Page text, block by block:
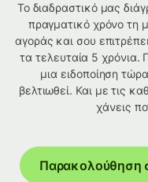
Το διαδραστικό μας
πραγματικό χρόνο τη
αγοράς και σου
τα τελευταία 5 χρόνια.
μια ειδοποίηση
βελτιωθεί. Και με τις
χάνεις
Παρακολούθηση